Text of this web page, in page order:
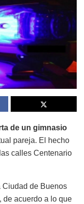
de un gimnasio
pareja. El hecho
calles Centenario
Ciudad de Buenos
, de acuerdo a lo que